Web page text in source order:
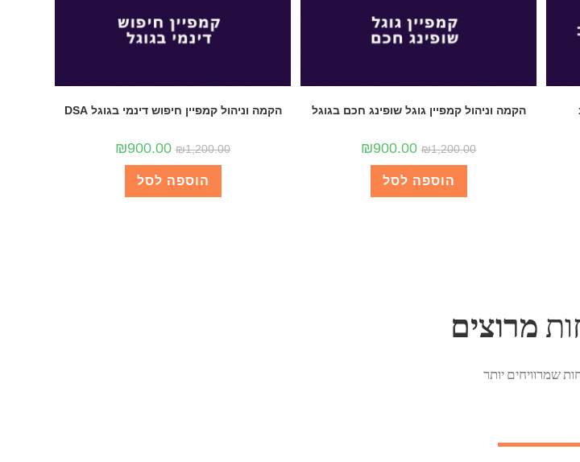
הקמה וניהול קמפיין חיפוש דינמי בגוגל DSA
₪1,200.00
₪900.00
הוספה לסל
הקמה וניהול קמפיין גוגל שופינג חכם בגוגל
₪1,200.00
₪900.00
הוספה לסל
​מרוצים
שמרוויחים יותר